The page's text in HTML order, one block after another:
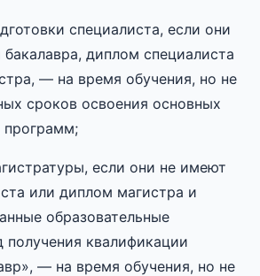
специалиста, если они
диплом специалиста
— на время обучения, но не
сроков освоения основных
программ;
если они не имеют
или диплом магистра и
образовательные
получения квалификации
— на время обучения, но не